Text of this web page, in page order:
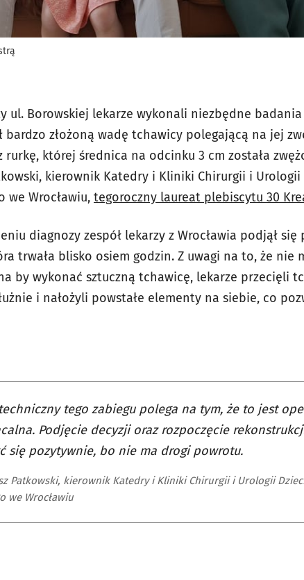
ul. Borowskiej lekarze wykonali niezbędne
bardzo złożoną wadę tchawicy polegającą na jej
której średnica na odcinku 3 cm została
kierownik Katedry i Kliniki Chirurgii i Urologii
we Wrocławiu, tegoroczny laureat plebiscytu 30
diagnozy zespół lekarzy z Wrocławia podjął
trwała blisko osiem godzin. Z uwagi na to, że nie
by wykonać sztuczną tchawicę, lekarze przecięli
i nałożyli powstałe elementy na siebie, co
tego zabiegu polega na tym, że to jest
Podjęcie decyzji oraz rozpoczęcie
się pozytywnie, bo nie ma drogi powrotu.
Patkowski, kierownik Katedry i Kliniki Chirurgii i Urologii
we Wrocławiu